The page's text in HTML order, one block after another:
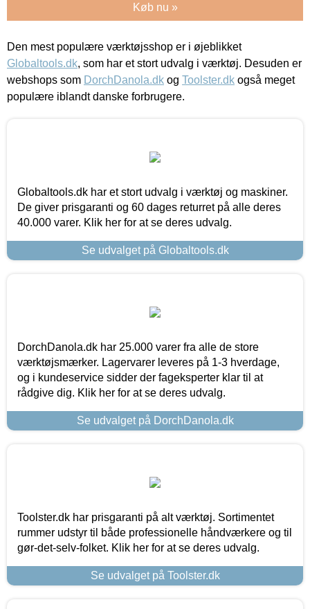
Køb nu »
Den mest populære værktøjsshop er i øjeblikket
Globaltools.dk, som har et stort udvalg i værktøj. Desuden er
webshops som DorchDanola.dk og Toolster.dk også meget
populære iblandt danske forbrugere.
Globaltools.dk har et stort udvalg i værktøj og maskiner.
De giver prisgaranti og 60 dages returret på alle deres
40.000 varer. Klik her for at se deres udvalg.
Se udvalget på Globaltools.dk
DorchDanola.dk har 25.000 varer fra alle de store
værktøjsmærker. Lagervarer leveres på 1-3 hverdage,
og i kundeservice sidder der fageksperter klar til at
rådgive dig. Klik her for at se deres udvalg.
Se udvalget på DorchDanola.dk
Toolster.dk har prisgaranti på alt værktøj. Sortimentet
rummer udstyr til både professionelle håndværkere og til
gør-det-selv-folket. Klik her for at se deres udvalg.
Se udvalget på Toolster.dk